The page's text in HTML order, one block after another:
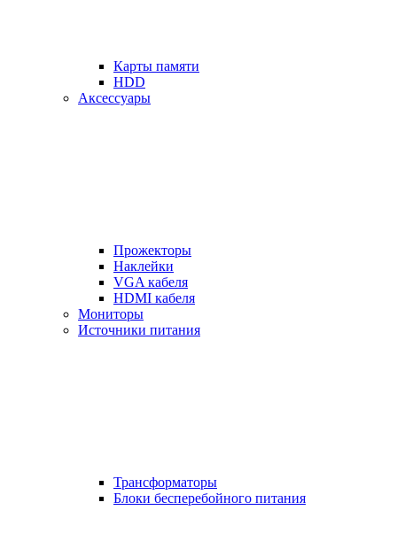
Карты памяти
HDD
Аксессуары
Прожекторы
Наклейки
VGA кабеля
HDMI кабеля
Мониторы
Источники питания
Трансформаторы
Блоки бесперебойного питания